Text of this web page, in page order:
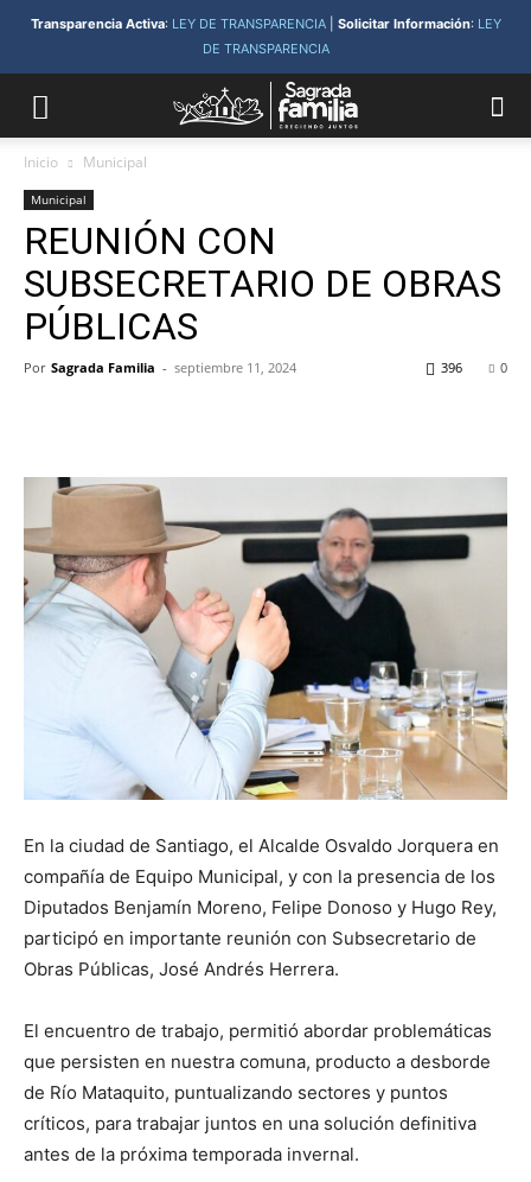
Transparencia Activa: LEY DE TRANSPARENCIA| Solicitar Información: LEY
DE TRANSPARENCIA
Inicio Municipal
Municipal
REUNIÓN CON
SUBSECRETARIO DE OBRAS
PÚBLICAS
Por Sagrada Familia - septiembre 11, 2024 0
396
En la ciudad de Santiago, el Alcalde Osvaldo Jorquera en
compañía de Equipo Municipal, y con la presencia de los
Diputados Benjamín Moreno, Felipe Donoso y Hugo Rey,
participó en importante reunión con Subsecretario de
Obras Públicas, José Andrés Herrera.
El encuentro de trabajo, permitió abordar problemáticas
que persisten en nuestra comuna, producto a desborde
de Río Mataquito, puntualizando sectores y puntos
críticos, para trabajar juntos en una solución definitiva
antes de la próxima temporada invernal.